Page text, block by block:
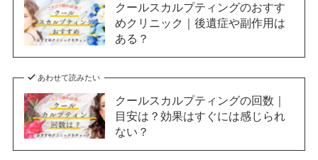
クールスカルプティングのおすす
めクリニック｜後遺症や副作用は
ある？
あわせて読みたい
クールスカルプティングの回数｜
目安は？効果はすぐには感じられ
ない？